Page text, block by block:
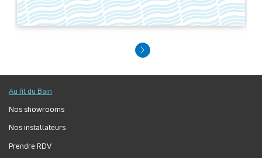
Au fil du Bain
Nos showrooms
Nos installateurs
Prendre RDV